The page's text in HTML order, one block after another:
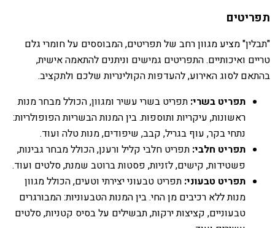
תפריטים
"תבלין" מציע מגוון רחב של תפריטים, המבוססים על חומרי גלם
טריים ואיכותיים. התפריטים גמישים וניתנים להתאמה אישית,
בהתאם לסוג האירוע, להעדפות הקולינריות שלכם ולתקציב.
תפריט בשרי: תפריט בשרי עשיר ומגוון, הכולל מבחר מנות
ראשונות, עיקריות ותוספות. בין המנות הבשריות הפופולריות:
נתחי בקר, עוף בגריל, קבב, שיפודים, מנות טלה ועוד.
תפריט חלבי: תפריט חלבי קליל ורענן, הכולל מבחר גבינות,
פשטידות, קישים, לזניות, פסטות ברוטב שמנת, סלטים ועוד.
תפריט טבעוני: תפריט טבעוני יצירתי וטעים, הכולל מגוון
מנות ללא רכיבים מן החי. בין המנות הטבעוניות: המבורגרים
טבעוניים, קציצות ירקות, תבשילים על בסיס קטניות, סלטים